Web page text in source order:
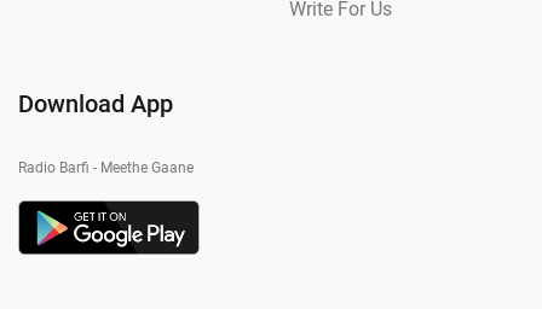
Write For Us
Download App
Radio Barfi - Meethe Gaane